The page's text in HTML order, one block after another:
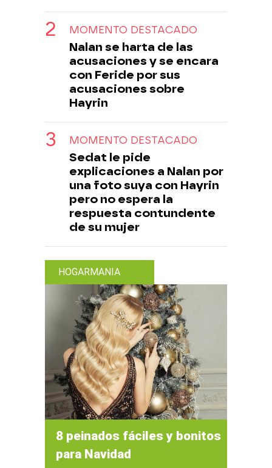
MOMENTO DESTACADO
Nalan se harta de las
acusaciones y se encara
con Feride por sus
acusaciones sobre
Hayrin
MOMENTO DESTACADO
Sedat le pide
explicaciones a Nalan por
una foto suya con Hayrin
pero no espera la
respuesta contundente
de su mujer
HOGARMANIA
8 peinados fáciles y bonitos
para Navidad